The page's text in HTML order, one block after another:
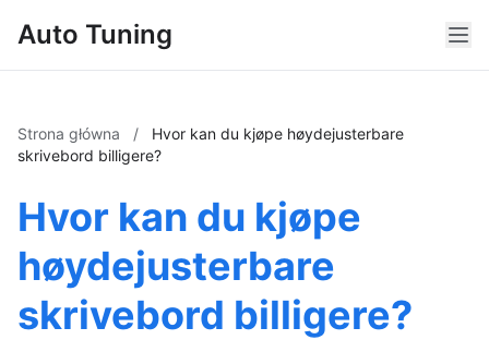
Auto Tuning
Strona główna /
Hvor kan du kjøpe høydejusterbare
skrivebord billigere?
Hvor kan du kjøpe
høydejusterbare
skrivebord billigere?